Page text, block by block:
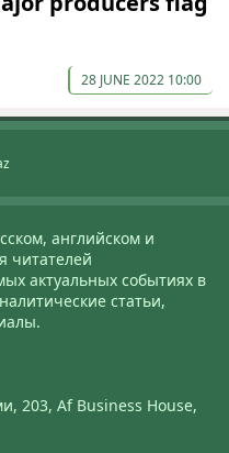
28 JUNE 2022 10:00
английском и
читателей
актуальных событиях в
статьи,
203, Af Business House,